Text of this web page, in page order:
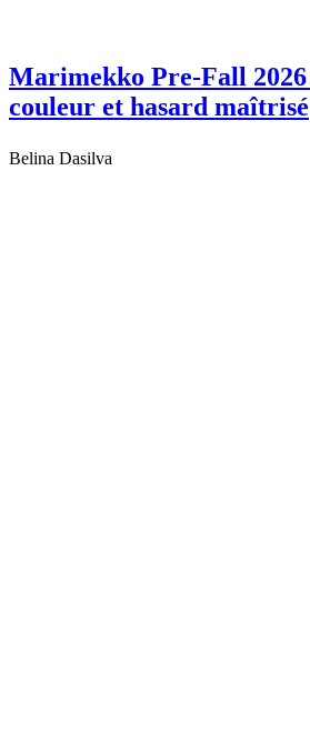
Marimekko Pre-Fall
couleur et hasard maîtrisé
Belina Dasilva